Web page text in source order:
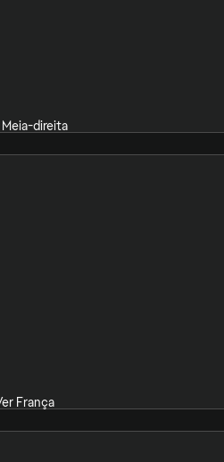
Meia-direita
França